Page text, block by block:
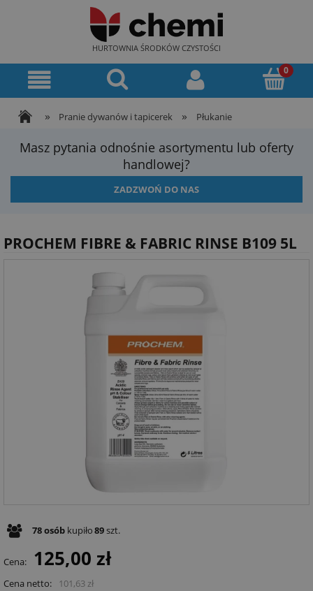
HURTOWNIA ŚRODKÓW CZYSTOŚCI
» Pranie dywanów i tapicerek » Płukanie
Masz pytania odnośnie asortymentu lub oferty
handlowej?
ZADZWOŃ DO NAS
PROCHEM FIBRE & FABRIC RINSE B109 5L
78osób kupiło89szt.
Cena: 125,00 zł
Cena netto: 101,63 zł